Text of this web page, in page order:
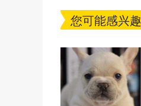
您可能感兴趣